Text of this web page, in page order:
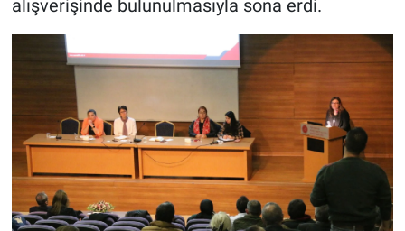
alışverişinde bulunulmasıyla sona erdi.